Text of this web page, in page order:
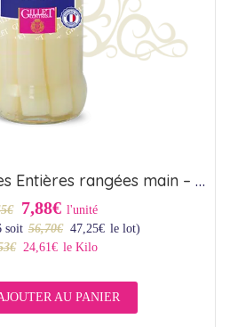
Asperges Blanches Entières rangées main – Origine France (58cl)
7,88€ l'unité
soit 56,70€ 47,25€ le lot)
24,61€ le Kilo
AU PANIER